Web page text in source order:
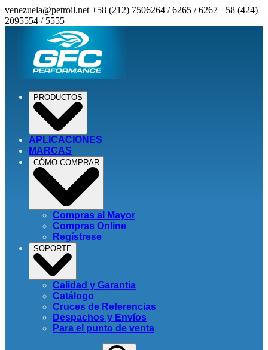
venezuela@petroil.net +58 (212) 7506264 / 6265 / 6267 +58 (424)
2095554 / 5555
PRODUCTOS
APLICACIONES
MARCAS
CÓMO COMPRAR
Compras al Mayor
Compras Online
Regístrese
SOPORTE
Calidad y Garantia
Catálogo
Cruces de Referencias
Despachos y Envíos
Para el punto de venta